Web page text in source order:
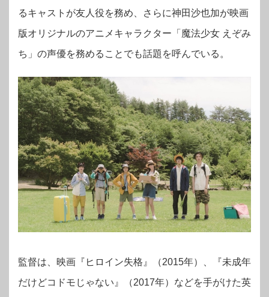
るキャストが友人役を務め、さらに神田沙也加が映画
版オリジナルのアニメキャラクター「魔法少女 えぞみ
ち」の声優を務めることでも話題を呼んでいる。
監督は、映画『ヒロイン失格』（2015年）、『未成年
だけどコドモじゃない』（2017年）などを手がけた英